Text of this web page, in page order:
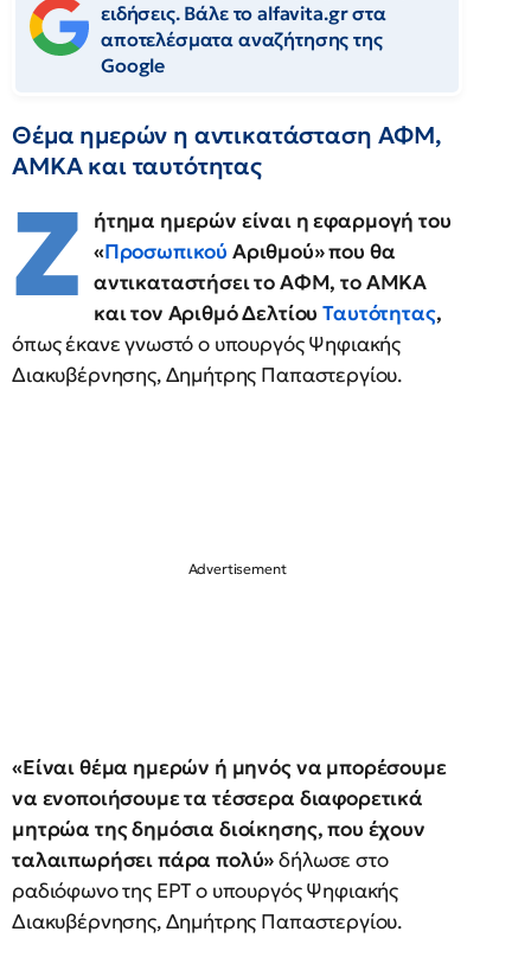
ειδήσεις. Βάλε το alfavita.gr στα
αποτελέσματα αναζήτησης της
Google
Θέμα ημερών η αντικατάσταση ΑΦΜ,
ΑΜΚΑ και ταυτότητας
Ζ
ήτημα ημερών είναι η εφαρμογή του
«Προσωπικού Αριθμού» που θα
αντικαταστήσει το ΑΦΜ, το ΑΜΚΑ
και τον Αριθμό ΔελτίουΤαυτότητας,
όπως έκανε γνωστό ο υπουργός Ψηφιακής
Διακυβέρνησης, Δημήτρης Παπαστεργίου.
«Είναι θέμα ημερών ή μηνός να μπορέσουμε
να ενοποιήσουμε τα τέσσερα διαφορετικά
μητρώα της δημόσια διοίκησης, που έχουν
ταλαιπωρήσει πάρα πολύ»δήλωσε στo
ραδιόφωνο της ΕΡΤ ο υπουργός Ψηφιακής
Διακυβέρνησης, Δημήτρης Παπαστεργίου.